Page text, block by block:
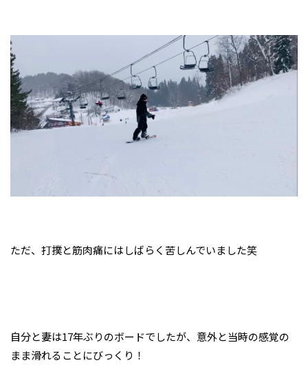
ただ、打撲と筋肉痛にはしばらく苦しんでいました笑
自分と妻は17年ぶりのボードでしたが、意外と当時の感覚の
まま滑れることにびっくり！